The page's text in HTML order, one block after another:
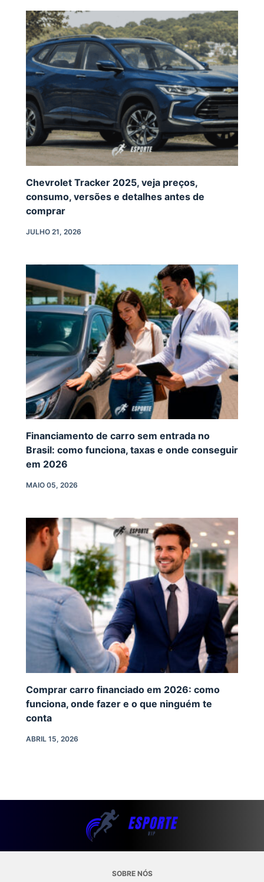
Chevrolet Tracker 2025, veja preços,
consumo, versões e detalhes antes de
comprar
JULHO 21, 2026
Financiamento de carro sem entrada no
Brasil: como funciona, taxas e onde conseguir
em 2026
MAIO 05, 2026
Comprar carro financiado em 2026: como
funciona, onde fazer e o que ninguém te
conta
ABRIL 15, 2026
SOBRE NÓS